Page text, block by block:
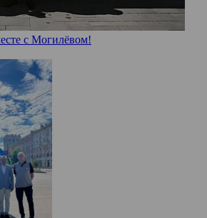
с Могилёвом!